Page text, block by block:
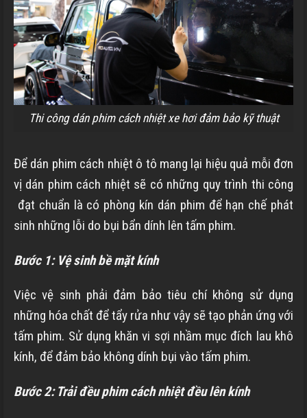
Thi công dán phim cách nhiệt xe hơi đảm bảo kỹ thuật
Để dán phim cách nhiệt ô tô mang lại hiệu quả mỗi đơn
vị dán phim cách nhiệt sẽ có những quy trình thi công
đạt chuẩn là có phòng kín dán phim để hạn chế phát
sinh những lỗi do bụi bẩn dính lên tấm phim.
Bước 1: Vệ sinh bề mặt kính
Việc vệ sinh phải đảm bảo tiêu chí không sử dụng
những hóa chất để tẩy rửa như vậy sẽ tạo phản ứng với
tấm phim. Sử dụng khăn vi sợi nhầm mục đích lau khô
kính, để đảm bảo không dính bụi vào tấm phim.
Bước 2: Trải đều phim cách nhiệt đều lên kính